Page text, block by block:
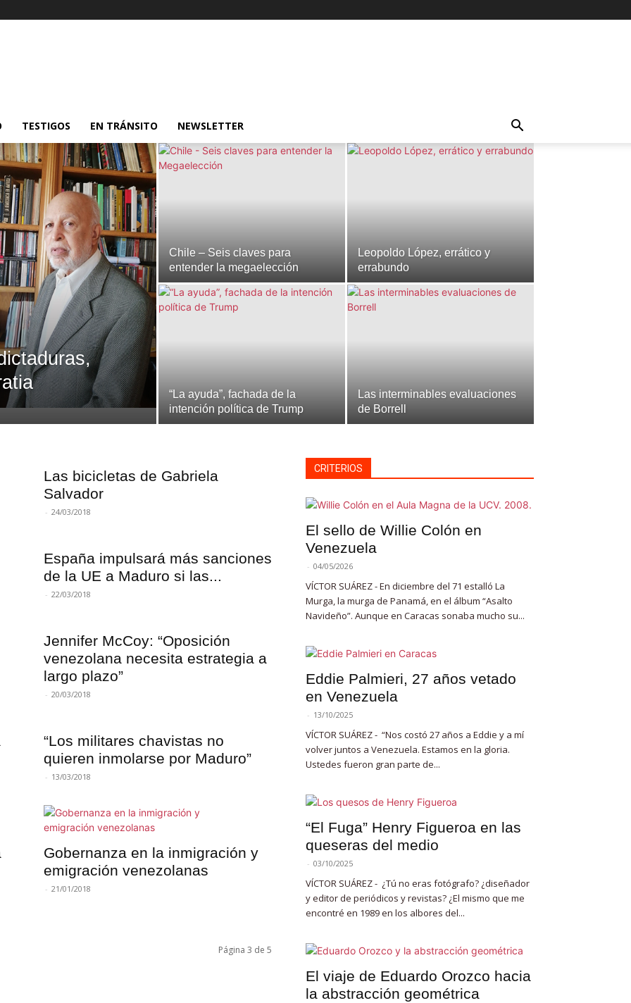
TESTIGOS EN TRÁNSITO NEWSLETTER
Chile – Seis claves para
entender la megaelección
Leopoldo López, errático y
errabundo
“La ayuda”, fachada de la
intención política de Trump
Las interminables evaluaciones
de Borrell
Las bicicletas de Gabriela
Salvador
- 24/03/2018
España impulsará más sanciones
de la UE a Maduro si las...
- 22/03/2018
Jennifer McCoy: “Oposición
venezolana necesita estrategia a
largo plazo”
- 20/03/2018
“Los militares chavistas no
quieren inmolarse por Maduro”
- 13/03/2018
Gobernanza en la inmigración y
emigración venezolanas
- 21/01/2018
Página 3 de 5
CRITERIOS
El sello de Willie Colón en
Venezuela
- 04/05/2026
VÍCTOR SUÁREZ - En diciembre del 71 estalló La
Murga, la murga de Panamá, en el álbum “Asalto
Navideño”. Aunque en Caracas sonaba mucho su...
Eddie Palmieri, 27 años vetado
en Venezuela
- 13/10/2025
VÍCTOR SUÁREZ - “Nos costó 27 años a Eddie y a mí
volver juntos a Venezuela. Estamos en la gloria.
Ustedes fueron gran parte de...
“El Fuga” Henry Figueroa en las
queseras del medio
- 03/10/2025
VÍCTOR SUÁREZ - ¿Tú no eras fotógrafo? ¿diseñador
y editor de periódicos y revistas? ¿El mismo que me
encontré en 1989 en los albores del...
El viaje de Eduardo Orozco hacia
la abstracción geométrica